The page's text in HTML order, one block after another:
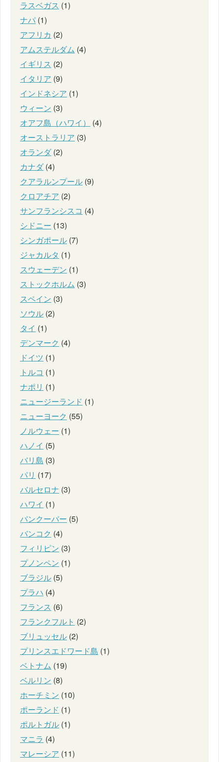
ラスベガス (1)
ナパ (1)
アフリカ (2)
アムステルダム (4)
イギリス (2)
イタリア (9)
インドネシア (1)
ウィーン (3)
オアフ島（ハワイ）
(4)
オーストラリア (3)
オランダ(2)
カナダ(4)
クアラルンプール (9)
クロアチア (2)
サンフランシスコ (4)
シドニー (13)
シンガポール (7)
ジャカルタ (1)
スウェーデン (1)
ストックホルム (3)
スペイン (3)
ソウル (2)
タイ (1)
デンマーク (4)
ドイツ (1)
トルコ (1)
ナポリ (1)
ニュージーランド (1)
ニューヨーク (55)
ノルウェー (1)
ハノイ (5)
バリ島 (3)
パリ (17)
バルセロナ (3)
ハワイ (1)
バンクーバー (5)
バンコク (4)
フィリピン (3)
プノンペン (1)
ブラジル (5)
プラハ (4)
フランス (6)
フランクフルト (2)
ブリュッセル (2)
プリンスエドワード島 (1)
ベトナム (19)
ベルリン (8)
ホーチミン (10)
ポーランド (1)
ポルトガル (1)
マニラ (4)
マレーシア (11)